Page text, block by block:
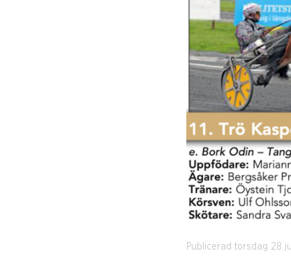
Publicerad torsdag 28